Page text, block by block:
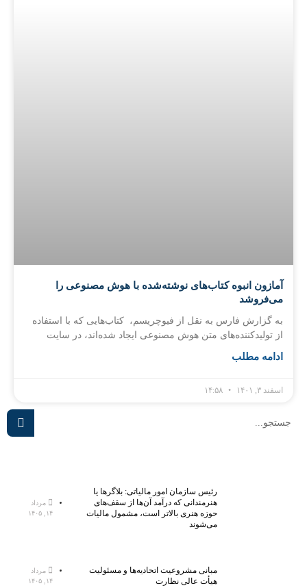
آمازون انبوه کتاب‌های نوشته‌شده با هوش مصنوعی را
می‌فروشد
به گزارش فارس به نقل از فیوچریسم، کتاب‌هایی که با استفاده
از تولیدکننده‌های متن هوش مصنوعی ایجاد شده‌اند، در سایت
ادامه مطلب
اسفند ۳, ۱۴۰۱
رئیس سازمان امور مالیاتی: بلاگر‌ها یا
هنرمندانی که درآمد آن‌ها از سقف‌های
حوزه هنری بالاتر است، مشمول مالیات
می‌شوند
مرداد
۱۴, ۱۴۰۵
مبانی مشروعیت اتحادیه‌ها و مسئولیت
هیأت عالی نظارت
مرداد
۱۴, ۱۴۰۵